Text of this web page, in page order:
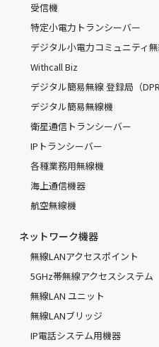
受信機
特定小電力トランシーバー
デジタル小電力コミュニティ
Withcall Biz
デジタル簡易無線 登録局（
デジタル簡易無線機
衛星通信トランシーバー
IPトランシーバー
各種業務用無線機
海上通信機器
航空無線機
ネットワーク機器
無線LANアクセスポイント
5GHz帯無線アクセスシステム
無線LAN ユニット
無線LANブリッジ
IP電話システム用機器